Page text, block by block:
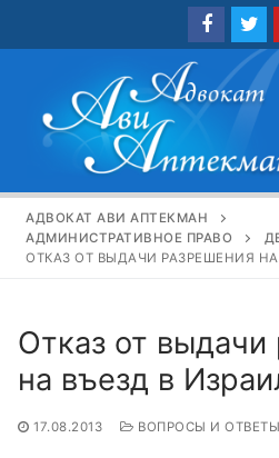
Найти:
АДВОКАТ АВИ АПТЕКМАН
АДМИНИСТРАТИВНОЕ ПРАВО
ОТКАЗ ОТ ВЫДАЧИ РАЗРЕШЕНИЯ
Отказ от
на въезд в
17.08.2013 ВОПРОСЫ И ОТВЕТЫ